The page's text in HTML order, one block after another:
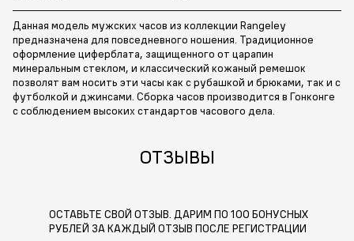
Данная модель мужских часов из коллекции Rangeley
предназначена для повседневного ношения. Традиционное
оформление циферблата, защищенного от царапин
минеральным стеклом, и классический кожаный ремешок
позволят вам носить эти часы как с рубашкой и брюками, так и с
футболкой и джинсами. Сборка часов производится в Гонконге
с соблюдением высоких стандартов часового дела.
ОТЗЫВЫ
ОСТАВЬТЕ СВОЙ ОТЗЫВ. ДАРИМ ПО 100 БОНУСНЫХ
РУБЛЕЙ ЗА КАЖДЫЙ ОТЗЫВ ПОСЛЕ РЕГИСТРАЦИИ